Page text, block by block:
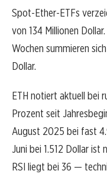
Spot-Ether-ETFs
von 134 Millionen
Wochen summieren
Dollar.
ETH notiert aktuell bei
Prozent seit
August 2025 bei fast
Juni bei 1.512 Dollar
RSI liegt bei 36 —